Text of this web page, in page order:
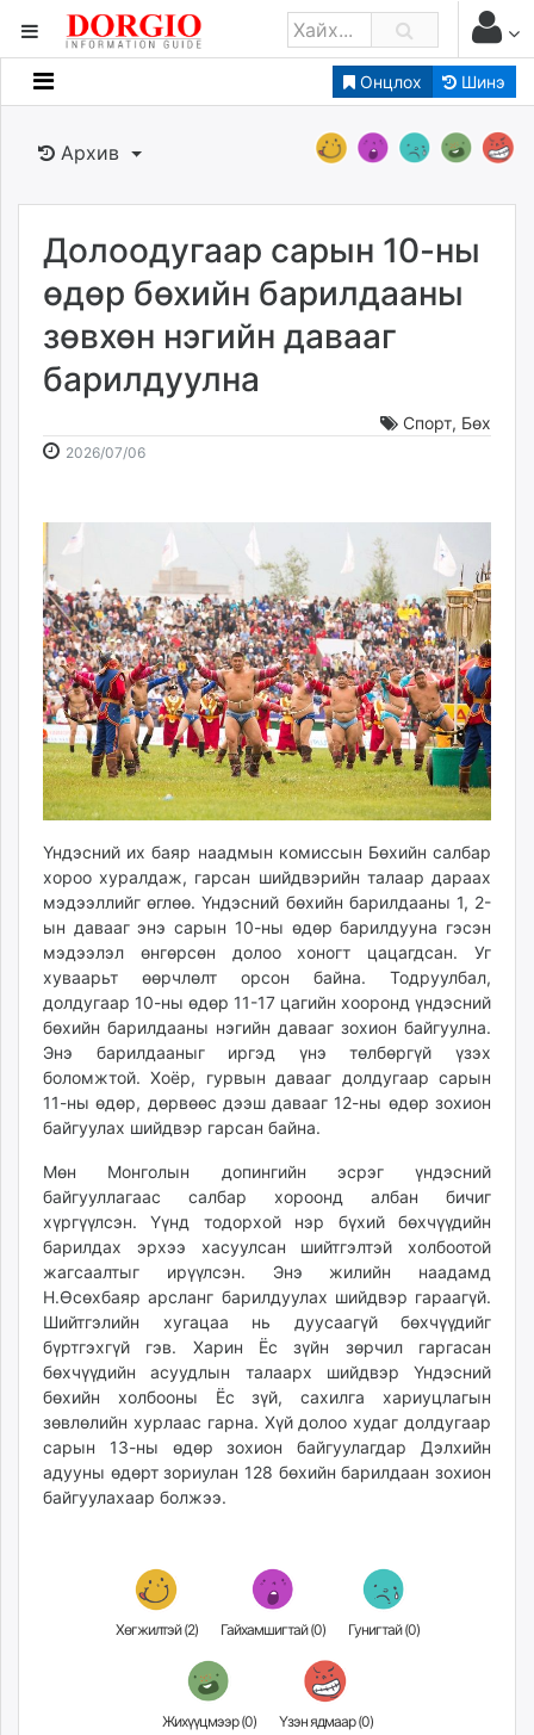
Онцлох Шинэ
Мэдээллийн
Банк санхүү
Бизнес ААН
Төрийн
Нийслэлийн
dorgio.mn
Gogo.mn
caak.mn
news.mn
zindaa.mn
tovch.mn
ikon.mn
mnb.mn
Livetv.mn
Eguur.mn
24tsag.mn
shuud.mn
eagle.mn
ergelt.mn
zarig.mn
today.mn
zuv.mn
mminfo.mn
ugluu.mn
urlag.mn
unen.mn
asu.mn
shudarga.mn
shuurhai.mn
unuudur.mn
isee.mn
fact.mn
itoim.mn
tumen.mn
shuum.mn
times.mn
tvmongolia.mn
mass.mn
unegui.mn
assa.mn
toim.mn
tac.mn
paparazzi.mn
Архив
Долоодугаар сарын 10-ны
өдөр бөхийн барилдааны
зөвхөн нэгийн давааг
барилдуулна
Спорт, Бөх
2026/07/062026-
2026-
Үндэсний их баяр наадмын комиссын Бөхийн салбар
хороо хуралдаж, гарсан шийдвэрийн талаар дараах
мэдээллийг өглөө. Үндэсний бөхийн барилдааны 1, 2-
ын давааг энэ сарын 10-ны өдөр барилдууна гэсэн
мэдээлэл өнгөрсөн долоо хоногт цацагдсан. Уг
хуваарьт өөрчлөлт орсон байна. Тодруулбал,
долдугаар 10-ны өдөр 11-17 цагийн хооронд үндэсний
бөхийн барилдааны нэгийн давааг зохион байгуулна.
Энэ барилдааныг иргэд үнэ төлбөргүй үзэх
боломжтой. Хоёр, гурвын давааг долдугаар сарын
11-ны өдөр, дөрвөөс дээш давааг 12-ны өдөр зохион
байгуулах шийдвэр гарсан байна.
Мөн Монголын допингийн эсрэг үндэсний
байгууллагаас салбар хороонд албан бичиг
хүргүүлсэн. Үүнд тодорхой нэр бүхий бөхчүүдийн
барилдах эрхээ хасуулсан шийтгэлтэй холбоотой
жагсаалтыг ирүүлсэн. Энэ жилийн наадамд
Н.Өсөхбаяр арсланг барилдуулах шийдвэр гараагүй.
Шийтгэлийн хугацаа нь дуусаагүй бөхчүүдийг
бүртгэхгүй гэв. Харин Ёс зүйн зөрчил гаргасан
бөхчүүдийн асуудлын талаарх шийдвэр Үндэсний
бөхийн холбооны Ёс зүй, сахилга хариуцлагын
зөвлөлийн хурлаас гарна. Хүй долоо худаг долдугаар
сарын 13-ны өдөр зохион байгуулагдар Дэлхийн
адууны өдөрт зориулан 128 бөхийн барилдаан зохион
байгуулахаар болжээ.
Хөгжилтэй (2) Гайхамшигтай (0) Гунигтай (0)
Жихүүцмээр (0) Үзэн ядмаар (0)